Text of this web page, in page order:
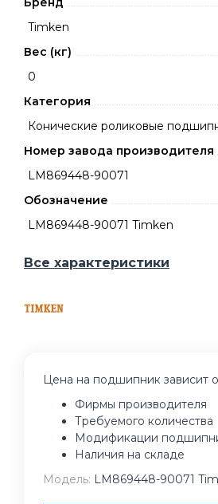
Timken
Вес (кг)
0
Категория
Конические роликовые
Номер завода производителя
LM869448-90071
Обозначение
LM869448-90071 Timken
Все характеристики
Цена на подшипник зависит
Фирмы производителя
Требуемого количества
Модификации
Наличия на складе
Модель: LM869448-90071